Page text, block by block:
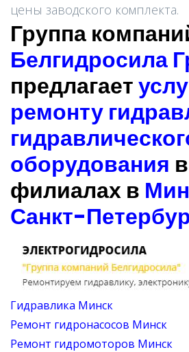
цены заводского комплекта.
Группа
Белгидросила
предлагает
ремонту
оборудования
филиалах в
Санкт-
Гидравлика Минск
Ремонт гидронасосов Минск
Ремонт гидромоторов Минск